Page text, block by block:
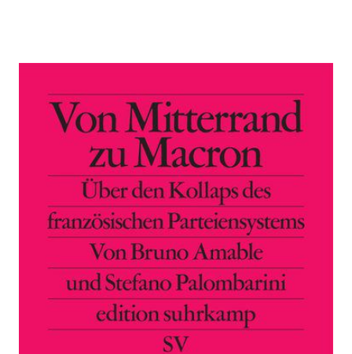
Von Mitterrand zu Macron
Zur Wunschliste hinzufügen
Über den Kollaps des französischen
Parteiensystems
Bruno Amable,Stefano Palombarini
Verlag: Suhrkamp 12.11.2018
Buch 255 Seiten